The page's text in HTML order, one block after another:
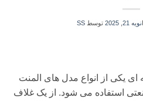
21, 2025 توسط SS
ای یکی از انواع مدل های المنت
استفاده می شود. از یک غلاف